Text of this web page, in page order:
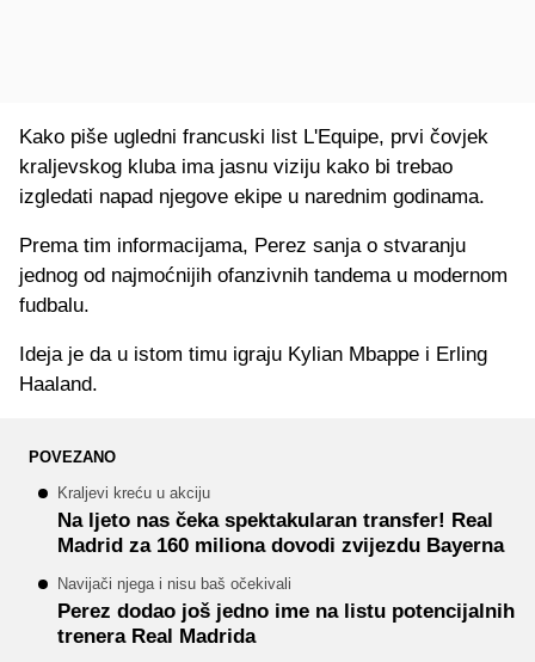
Kako piše ugledni francuski list L'Equipe, prvi čovjek
kraljevskog kluba ima jasnu viziju kako bi trebao
izgledati napad njegove ekipe u narednim godinama.
Prema tim informacijama, Perez sanja o stvaranju
jednog od najmoćnijih ofanzivnih tandema u modernom
fudbalu.
Ideja je da u istom timu igraju Kylian Mbappe i Erling
Haaland.
POVEZANO
Kraljevi kreću u akciju
Na ljeto nas čeka spektakularan transfer! Real
Madrid za 160 miliona dovodi zvijezdu Bayerna
Navijači njega i nisu baš očekivali
Perez dodao još jedno ime na listu potencijalnih
trenera Real Madrida